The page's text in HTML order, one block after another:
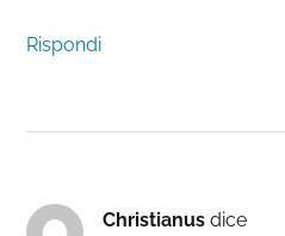
Rispondi
Christianus dice